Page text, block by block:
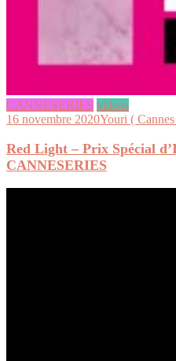
CANNESERIES videos
16 novembre 2020Youri (
Red Light – Prix Spécial
CANNESERIES